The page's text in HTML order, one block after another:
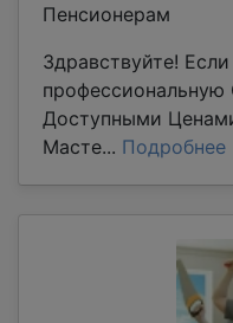
Пенсионерам
Здравствуйте!
профессиональную
Доступными
Масте... Подробнее